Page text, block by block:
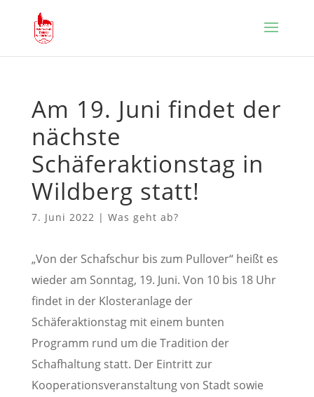
Am 19. Juni findet der
nächste
Schäferaktionstag in
Wildberg statt!
7. Juni 2022 | Was geht ab?
„Von der Schafschur bis zum Pullover“ heißt es
wieder am Sonntag, 19. Juni. Von 10 bis 18 Uhr
findet in der Klosteranlage der
Schäferaktionstag mit einem bunten
Programm rund um die Tradition der
Schafhaltung statt. Der Eintritt zur
Kooperationsveranstaltung von Stadt sowie